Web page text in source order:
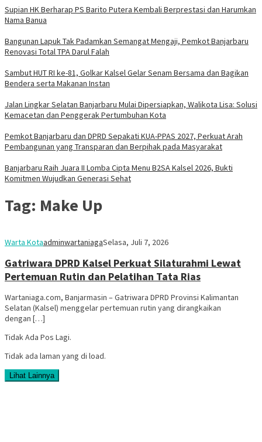
Supian HK Berharap PS Barito Putera Kembali Berprestasi dan Harumkan
Nama Banua
Bangunan Lapuk Tak Padamkan Semangat Mengaji, Pemkot Banjarbaru
Renovasi Total TPA Darul Falah
Sambut HUT RI ke-81, Golkar Kalsel Gelar Senam Bersama dan Bagikan
Bendera serta Makanan Instan
Jalan Lingkar Selatan Banjarbaru Mulai Dipersiapkan, Walikota Lisa: Solusi
Kemacetan dan Penggerak Pertumbuhan Kota
Pemkot Banjarbaru dan DPRD Sepakati KUA-PPAS 2027, Perkuat Arah
Pembangunan yang Transparan dan Berpihak pada Masyarakat
Banjarbaru Raih Juara II Lomba Cipta Menu B2SA Kalsel 2026, Bukti
Komitmen Wujudkan Generasi Sehat
Tag: Make Up
Warta KotaadminwartaniagaSelasa, Juli 7, 2026
Gatriwara DPRD Kalsel Perkuat Silaturahmi Lewat
Pertemuan Rutin dan Pelatihan Tata Rias
Wartaniaga.com, Banjarmasin – Gatriwara DPRD Provinsi Kalimantan
Selatan (Kalsel) menggelar pertemuan rutin yang dirangkaikan
dengan […]
Tidak Ada Pos Lagi.
Tidak ada laman yang di load.
Lihat Lainnya